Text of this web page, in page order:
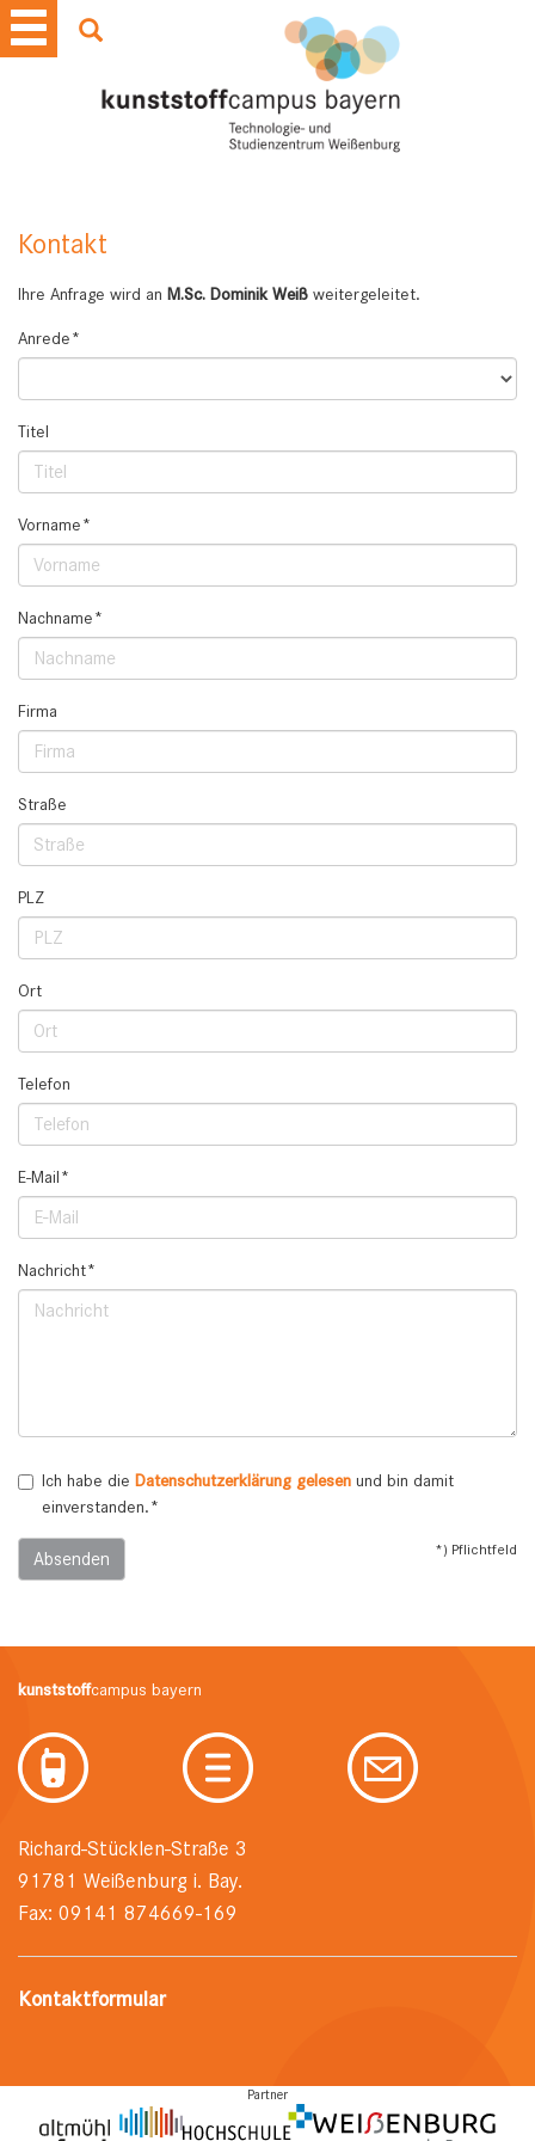
Kontakt
Ihre Anfrage wird an M.Sc. Dominik Weiß weitergeleitet.
Anrede*
Titel
Vorname*
Nachname*
Firma
Straße
PLZ
Ort
Telefon
E-Mail*
Nachricht*
Ich habe die Datenschutzerklärung gelesen und bin damit
einverstanden.*
Absenden *) Pflichtfeld
kunststoffcampus bayern
Richard-Stücklen-Straße 3
91781 Weißenburg i. Bay.
Fax: 09141 874669-169
Kontaktformular
Partner